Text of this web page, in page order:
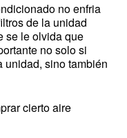
no enfria
de la unidad
se le olvida que
no solo si
unidad, sino también
cierto aire